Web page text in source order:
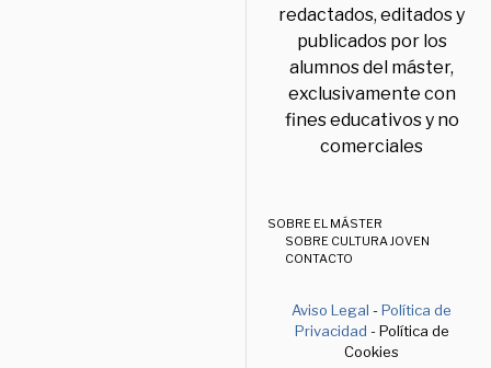
redactados, editados y
publicados por los
alumnos del máster,
exclusivamente con
fines educativos y no
comerciales
SOBRE EL MÁSTER
SOBRE CULTURA JOVEN
CONTACTO
Aviso Legal -Política de
Privacidad - Política de
Cookies